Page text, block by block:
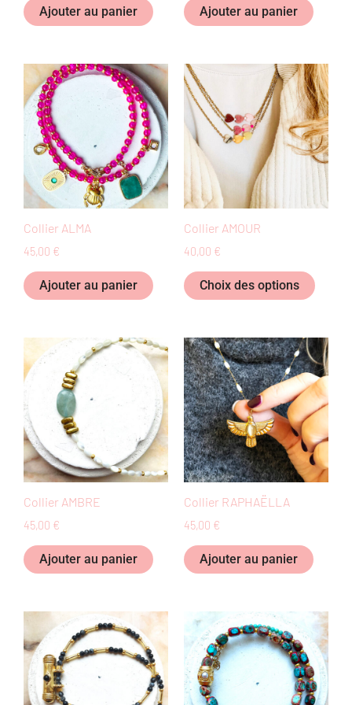
Ajouter au panier Ajouter au panier
Collier ALMA
45,00 €
Ajouter au panier
Collier AMOUR
40,00 €
Choix des options
Ce
a
Les
du
Collier AMBRE
45,00 €
Ajouter au panier
Collier RAPHAËLLA
45,00 €
Ajouter au panier